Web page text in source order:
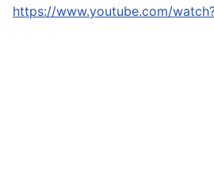
https://www.youtube.com/